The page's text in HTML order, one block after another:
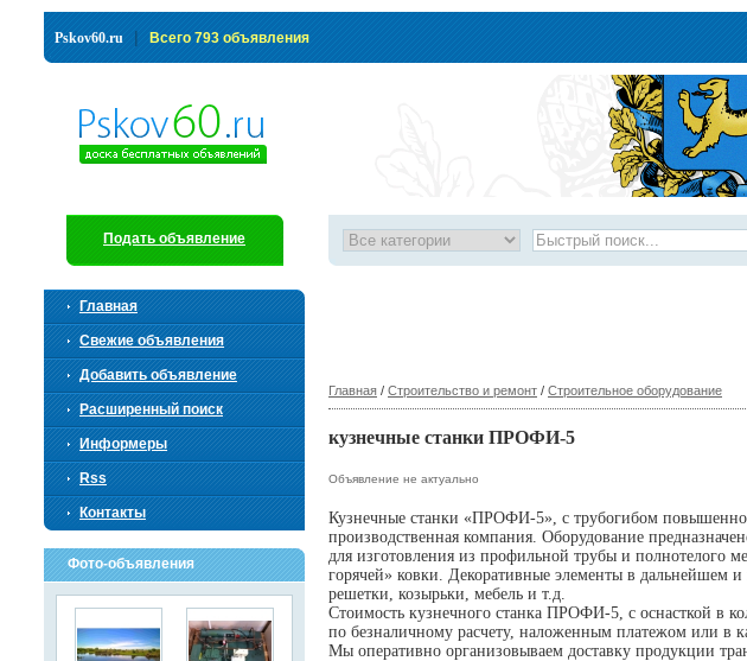
Pskov60.ru | Всего 793 объявления
Главная / Строительство и ремонт / Строительное оборудование
кузнечные станки ПРОФИ-5
Объявление не актуально
Кузнечные станки «ПРОФИ-5», с трубогибом
производственная компания. Оборудование
для изготовления из профильной трубы и полнотелого
горячей» ковки. Декоративные элементы в дальнейшем
решетки, козырьки, мебель и т.д.
Стоимость кузнечного станка ПРОФИ-5, с оснасткой в
по безналичному расчету, наложенным платежом или в
Мы оперативно организовываем доставку продукции
Подать объявление
Главная
Свежие объявления
Добавить объявление
Расширенный поиск
Информеры
Rss
Контакты
Фото-объявления